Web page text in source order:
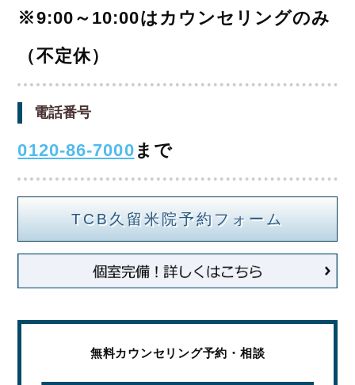
※9:00～10:00はカウンセリングのみ
（不定休）
電話番号
0120-86-7000 まで
TCB久留米院予約フォーム
無料カウンセリング予約・相談